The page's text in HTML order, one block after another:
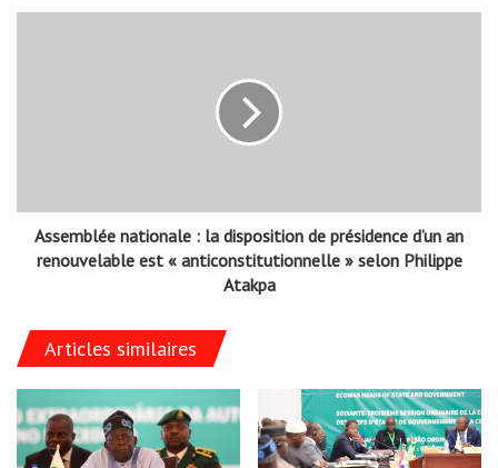
Assemblée nationale : la disposition de présidence d’un an
renouvelable est « anticonstitutionnelle » selon Philippe
Atakpa
Articles similaires